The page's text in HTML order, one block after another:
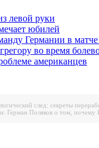
левой руки
юбилей
Германии в
во время
американцев
след: секреты
Герман Поляков о том, почему